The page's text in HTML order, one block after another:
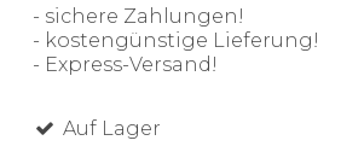
- sichere Zahlungen!
- kostengünstige Lieferung!
- Express-Versand!
Auf Lager